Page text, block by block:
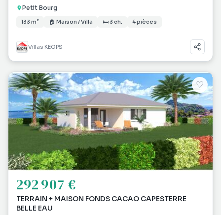
Petit Bourg
133 m² 🏠 Maison / Villa 🛏 3 ch. 4 pièces
Villas KEOPS
♡
292 907 €
TERRAIN + MAISON FONDS CACAO CAPESTERRE
BELLE EAU